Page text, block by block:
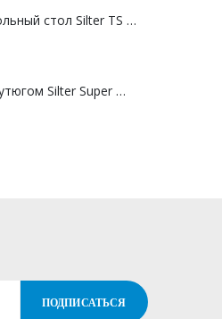
Гладильный консольный стол Silter TS DPS 37, 1200x400 мм
Парогенератор с утюгом Silter Super mini SPR/MN 2110 CR 10 литров с 2-мя утюгами